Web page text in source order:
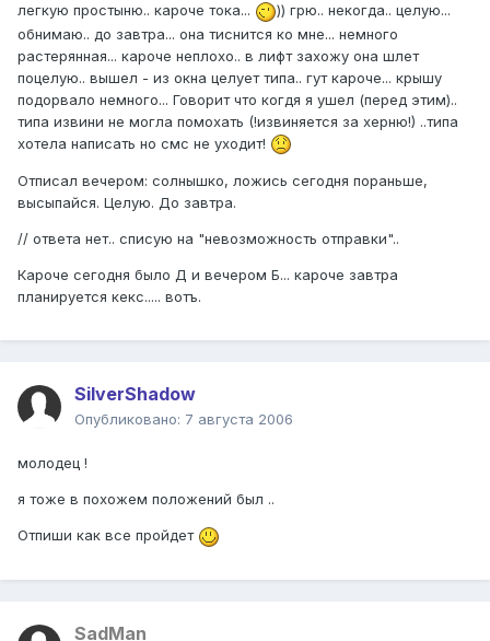
легкую простыню.. кароче тока...
)) грю.. некогда.. целую...
обнимаю.. до завтра... она тиснится ко мне... немного
растерянная... кароче неплохо.. в лифт захожу она шлет
поцелую.. вышел - из окна целует типа.. гут кароче... крышу
подорвало немного... Говорит что когдя я ушел (перед этим)..
типа извини не могла помохать (!извиняется за херню!) ..типа
хотела написать но смс не уходит!
Отписал вечером: солнышко, ложись сегодня пораньше,
высыпайся. Целую. До завтра.
// ответа нет.. списую на "невозможность отправки"..
Кароче сегодня было Д и вечером Б... кароче завтра
планируется кекс..... вотъ.
SilverShadow
Опубликовано: 7 августа 2006
молодец !
я тоже в похожем положений был ..
Отпиши как все пройдет
SadMan